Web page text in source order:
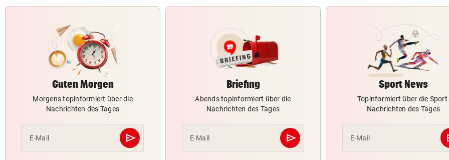
Guten Morgen
Morgens topinformiert über die
Nachrichten des Tages
E-Mail send
Abschicken
Briefing
Abends topinformiert über die
Nachrichten des Tages
E-Mail send
Abschicken
Sport News
Topinformiert über die
Nachrichten des Tages
E-Mail